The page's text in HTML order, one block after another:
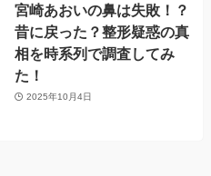
宮崎あおいの鼻は失敗！？
昔に戻った？整形疑惑の真
相を時系列で調査してみ
た！
2025年10月4日